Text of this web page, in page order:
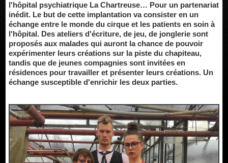
l'hôpital psychiatrique La Chartreuse… Pour un partenariat
inédit. Le but de cette implantation va consister en un
échange entre le monde du cirque et les patients en soin à
l'hôpital. Des ateliers d'écriture, de jeu, de jonglerie sont
proposés aux malades qui auront la chance de pouvoir
expérimenter leurs créations sur la piste du chapiteau,
tandis que de jeunes compagnies sont invitées en
résidences pour travailler et présenter leurs créations. Un
échange susceptible d'enrichir les deux parties.